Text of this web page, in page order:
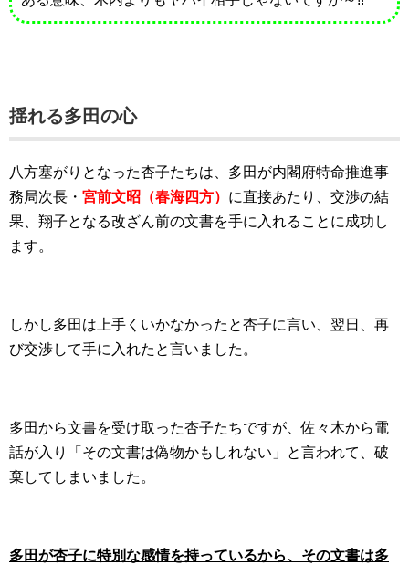
揺れる多田の心
八方塞がりとなった杏子たちは、多田が内閣府特命推進事
務局次長・ 宮前文昭（春海四方） に直接あたり、交渉の結
果、翔子となる改ざん前の文書を手に入れることに成功し
ます。
しかし多田は上手くいかなかったと杏子に言い、翌日、再
び交渉して手に入れたと言いました。
多田から文書を受け取った杏子たちですが、佐々木から電
話が入り「その文書は偽物かもしれない」と言われて、破
棄してしまいました。
多田が杏子に特別な感情を持っているから、その文書は多